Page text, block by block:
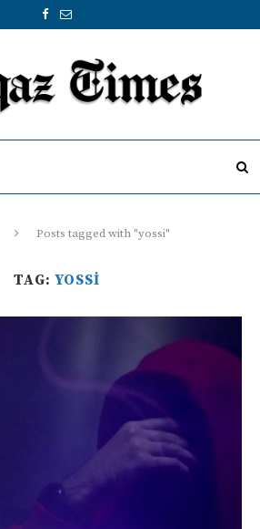
Posts tagged with "yossi"
TAG: YOSSI